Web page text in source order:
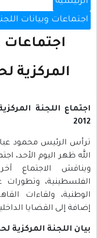
اجتماعات وبيانات
اجتماعات
المركزية
2012
ترأس الرئيس محمود
الله ظهر اليوم الأحد،
ويناقش الاجتماع
الفلسطينية،
الوطنية، ولقاءات
إضافة إلى القضايا
بيان اللجنة المركزية لحركة "فتح" 8